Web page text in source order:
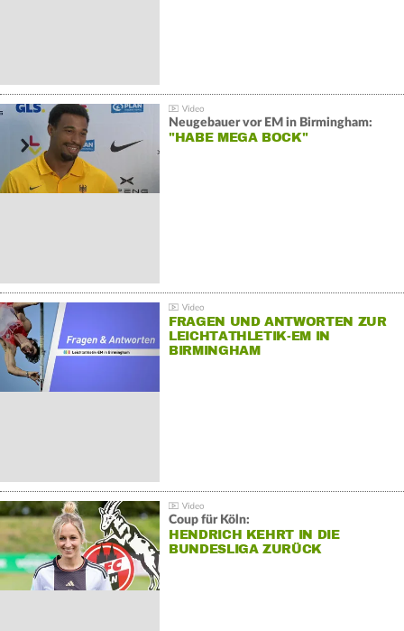
Neugebauer vor EM in Birmingham:
"HABE MEGA BOCK"
FRAGEN UND ANTWORTEN ZUR
LEICHTATHLETIK-EM IN
BIRMINGHAM
Coup für Köln:
HENDRICH KEHRT IN DIE
BUNDESLIGA ZURÜCK